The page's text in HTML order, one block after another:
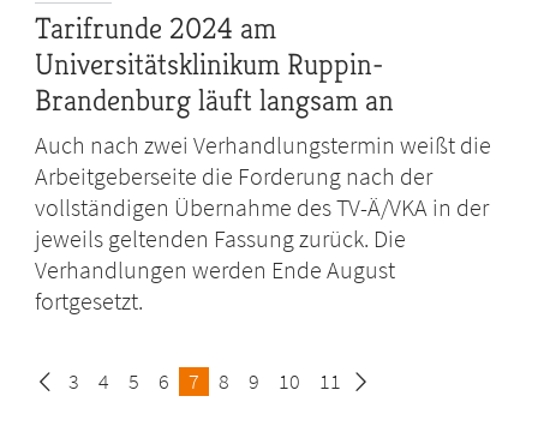
Tarifrunde 2024 am
Universitätsklinikum Ruppin-
Brandenburg läuft langsam an
Auch nach zwei Verhandlungstermin weißt die
Arbeitgeberseite die Forderung nach der
vollständigen Übernahme des TV-Ä/VKA in der
jeweils geltenden Fassung zurück. Die
Verhandlungen werden Ende August
fortgesetzt.
Seite
3 Seite
4 Seite
5 Seite
6 Seite
7 Seite
8 Seite
9 Seite
10 Seite
11